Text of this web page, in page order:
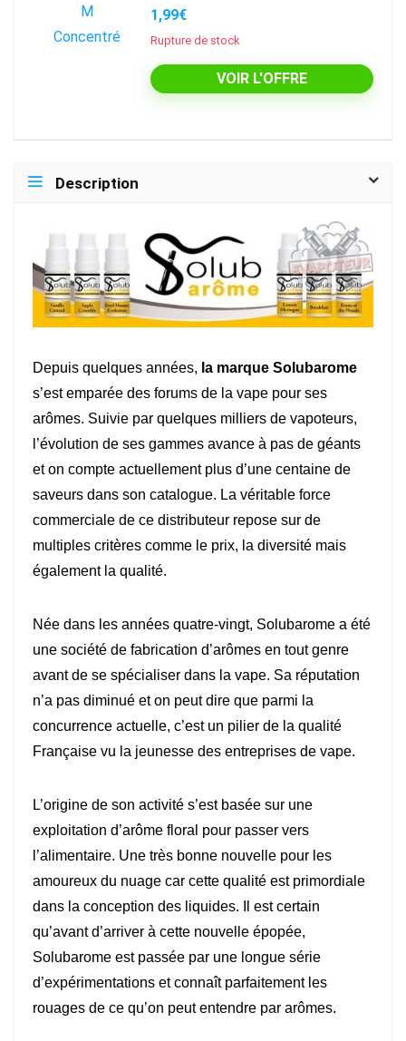
1,99€
Rupture de stock
VOIR L'OFFRE
Description
Depuis quelques années, la marque Solubarome
s’est emparée des forums de la vape pour ses
arômes. Suivie par quelques milliers de vapoteurs,
l’évolution de ses gammes avance à pas de géants
et on compte actuellement plus d’une centaine de
saveurs dans son catalogue. La véritable force
commerciale de ce distributeur repose sur de
multiples critères comme le prix, la diversité mais
également la qualité.
Née dans les années quatre-vingt, Solubarome a été
une société de fabrication d’arômes en tout genre
avant de se spécialiser dans la vape. Sa réputation
n’a pas diminué et on peut dire que parmi la
concurrence actuelle, c’est un pilier de la qualité
Française vu la jeunesse des entreprises de vape.
L’origine de son activité s’est basée sur une
exploitation d’arôme floral pour passer vers
l’alimentaire. Une très bonne nouvelle pour les
amoureux du nuage car cette qualité est primordiale
dans la conception des liquides. Il est certain
qu’avant d’arriver à cette nouvelle épopée,
Solubarome est passée par une longue série
d’expérimentations et connaît parfaitement les
rouages de ce qu’on peut entendre par arômes.